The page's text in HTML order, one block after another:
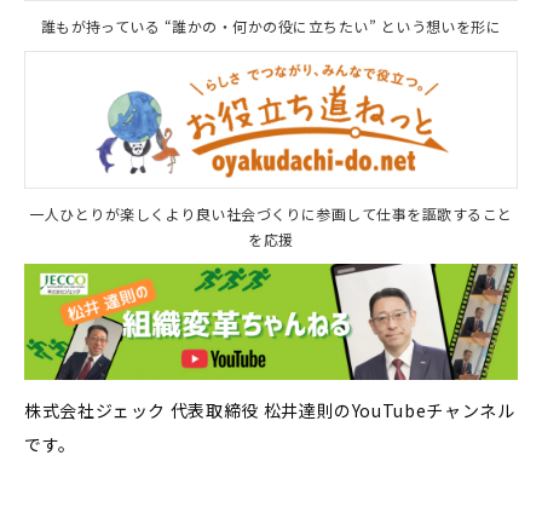
誰もが持っている “誰かの・何かの役に立ちたい” という想いを形に
一人ひとりが楽しくより良い社会づくりに参画して仕事を謳歌すること
を応援
株式会社ジェック 代表取締役 松井達則のYouTubeチャンネル
です。